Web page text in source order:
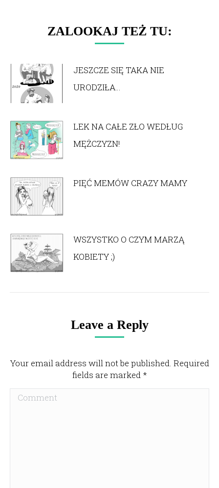
ZALOOKAJ TEŻ TU:
JESZCZE SIĘ TAKA NIE
URODZIŁA…
LEK NA CAŁE ZŁO WEDŁUG
MĘŻCZYZN!
PIĘĆ MEMÓW CRAZY MAMY
WSZYSTKO O CZYM MARZĄ
KOBIETY ;)
Leave a Reply
Your email address will not be published. Required
fields are marked *
Comment